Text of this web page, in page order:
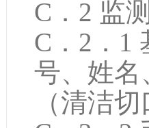
C．2 监
C．2．1
号、姓名
（清洁